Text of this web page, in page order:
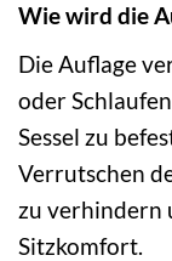
Wie wird die
Die Auflage
oder
Sessel zu
Verrutschen
zu verhindern
Sitzkomfort.